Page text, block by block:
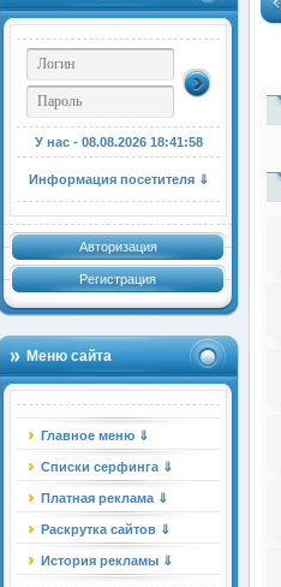
У нас - 08.08.2026 18:41:59
Информация посетителя ⇓
Авторизация
Регистрация
Меню сайта
Главное меню ⇓
Списки серфинга ⇓
Платная реклама ⇓
Раскрутка сайтов ⇓
История рекламы ⇓